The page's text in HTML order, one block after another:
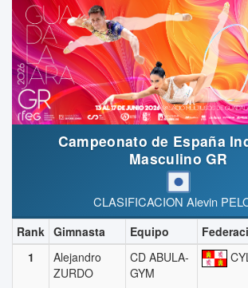
Campeonato de España
Masculino GR
CLASIFICACION Alevin
Rank Gimnasta Equipo
1
Alejandro
ZURDO
CD ABULA-
GYM